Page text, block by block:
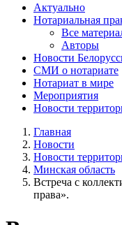
Актуально
Нотариальная
Все
Авторы
Новости
СМИ о нотариате
Нотариат в мире
Мероприятия
Новости
Главная
Новости
Новости
Минская область
Встреча с
права».